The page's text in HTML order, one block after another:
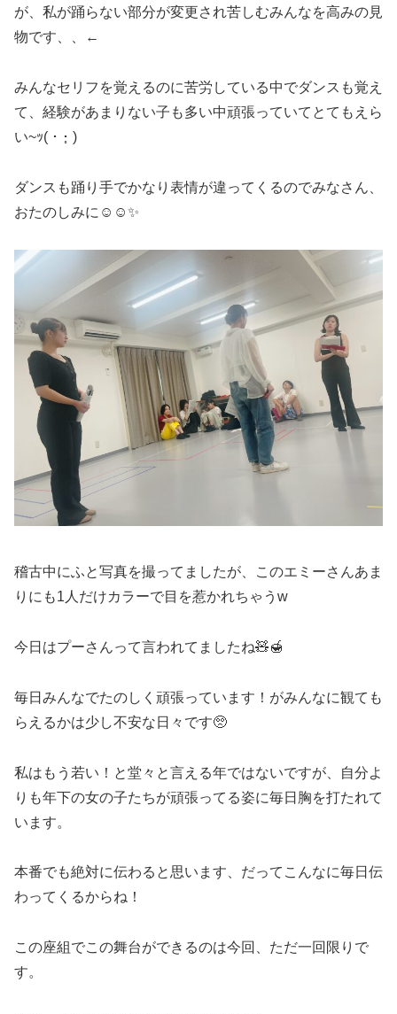
が、私が踊らない部分が変更され苦しむみんなを高みの見
物です、、←
みんなセリフを覚えるのに苦労している中でダンスも覚え
て、経験があまりない子も多い中頑張っていてとてもえら
い~ｯ( ･ ･̥ )
ダンスも踊り手でかなり表情が違ってくるのでみなさん、
おたのしみに☺️☺️✨
稽古中にふと写真を撮ってましたが、このエミーさんあま
りにも1人だけカラーで目を惹かれちゃうw
今日はプーさんって言われてましたね🧸🍯
毎日みんなでたのしく頑張っています！がみんなに観ても
らえるかは少し不安な日々です🥺
私はもう若い！と堂々と言える年ではないですが、自分よ
りも年下の女の子たちが頑張ってる姿に毎日胸を打たれて
います。
本番でも絶対に伝わると思います、だってこんなに毎日伝
わってくるからね！
この座組でこの舞台ができるのは今回、ただ一回限りで
す。